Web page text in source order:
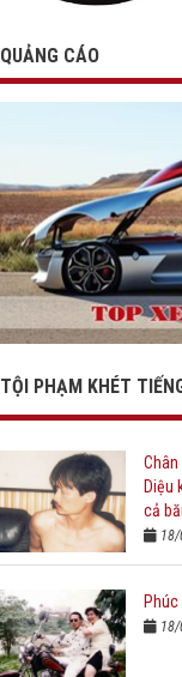
QUẢNG CÁO
TỘI PHẠM KHÉT
Chân
Diệu
cả